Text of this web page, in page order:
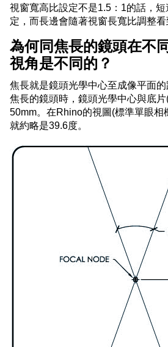
視窗寬高比設定不是1.5：1的話，短
定，而長邊會隨著視窗長寬比調整看
為何同焦長的鏡頭在不
視角是不同的？
焦長就是鏡頭光學中心至成像平面
焦長的鏡頭時，鏡頭光學中心與底
50mm。在Rhino的視圖(標準單眼相
就約略是39.6度。